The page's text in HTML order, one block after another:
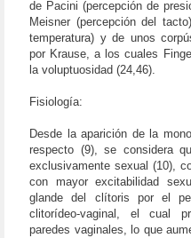
de Pacini (percepción de
Meisner (percepción del
temperatura) y de unos
por Krause, a los cuales
la voluptuosidad (24,46).
Fisiología:
Desde la aparición de la
respecto (9), se considera
exclusivamente sexual (10),
con mayor excitabilidad
glande del clítoris por el
clitorídeo-vaginal, el cual
paredes vaginales, lo que